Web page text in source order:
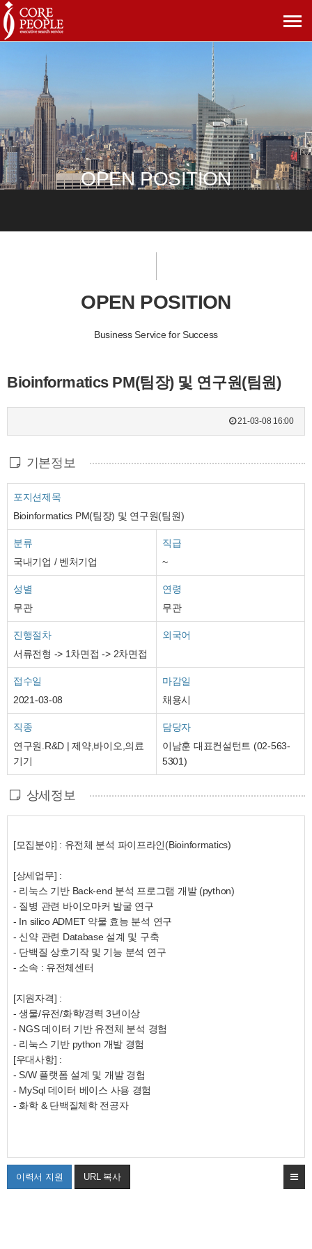
메
OPEN POSITION
OPEN POSITION
Business Service for Success
Bioinformatics PM(팀장) 및 연구원(팀원)
21-03-08 16:00
기본정보
포지션제목
Bioinformatics PM(팀장) 및 연구원(팀원)
분류
국내기업 / 벤처기업
직급
~
성별
무관
연령
무관
진행절차
서류전형 -> 1차면접 -> 2차면접
외국어
접수일
2021-03-08
마감일
채용시
직종
연구원.R&D | 제약,바이오,의료
기기
담당자
이남훈 대표컨설턴트 (02-563-
5301)
상세정보
[모집분야] : 유전체 분석 파이프라인(Bioinformatics)
[상세업무] :
- 리눅스 기반Back-end 분석 프로그램 개발(python)
- 질병 관련 바이오마커 발굴 연구
- In silico ADMET 약물 효능 분석 연구
- 신약 관련 Database 설계 및 구축
- 단백질 상호기작 및 기능 분석 연구
- 소속 : 유전체센터
[지원자격] :
-생물/유전/화학/경력 3년이상
- NGS데이터 기반 유전체 분석 경험
- 리눅스 기반python 개발 경험
[우대사항] :
- S/W 플랫폼 설계 및 개발 경험
- MySql 데이터 베이스 사용 경험
- 화학& 단백질체학 전공자
이력서 지원 URL 복사